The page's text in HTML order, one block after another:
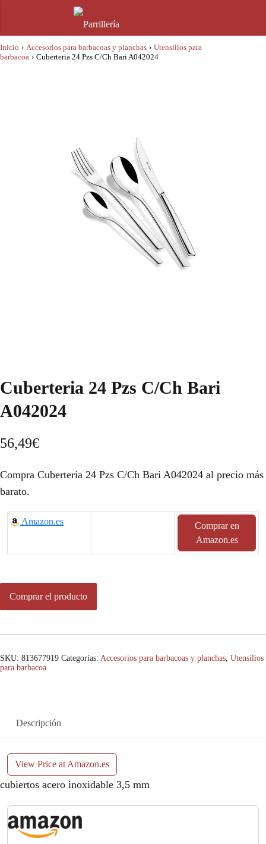
Inicio › Accesorios para barbacoas y planchas › Utensilios para
barbacoa › Cuberteria 24 Pzs C/Ch Bari A042024
Cuberteria 24 Pzs C/Ch Bari
A042024
56,49€
Compra Cuberteria 24 Pzs C/Ch Bari A042024 al precio más
barato.
Amazon.es
Comprar en
Amazon.es
Comprar el producto
SKU: 813677919 Categorías: Accesorios para barbacoas y planchas, Utensilios
para barbacoa
Descripción
View Price at Amazon.es
cubiertos acero inoxidable 3,5 mm